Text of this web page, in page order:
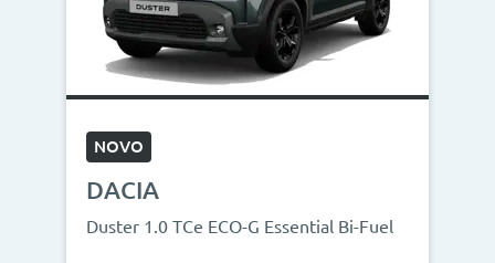
NOVO
DACIA
Duster 1.0 TCe ECO-G Essential Bi-Fuel